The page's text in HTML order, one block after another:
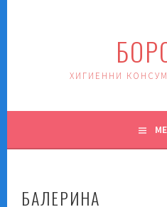
ХИГИЕННИ
БАЛЕРИНА